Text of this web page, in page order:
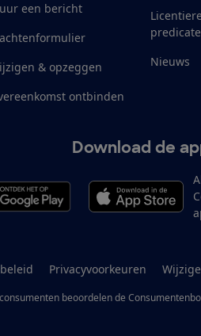
een bericht
& opzeggen
ontbinden
Nieuws
Download de
Privacyvoorkeuren
consumenten beoordelen de